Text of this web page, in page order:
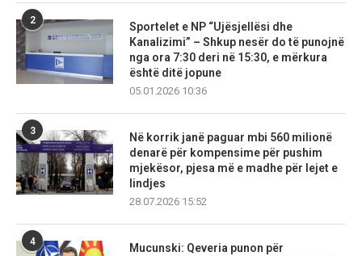
2
Sportelet e NP “Ujësjellësi dhe
Kanalizimi” – Shkup nesër do të punojnë
nga ora 7:30 deri në 15:30, e mërkura
është ditë jopune
05.01.2026 10:36
3
Në korrik janë paguar mbi 560 milionë
denarë për kompensime për pushim
mjekësor, pjesa më e madhe për lejet e
lindjes
28.07.2026 15:52
4
Mucunski: Qeveria punon për